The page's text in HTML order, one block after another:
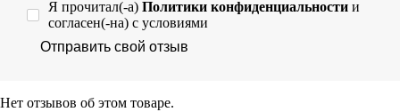
Я прочитал(-а) Политики конфиденциальности и
согласен(-на) с условиями
Отправить свой отзыв
Нет отзывов об этом товаре.